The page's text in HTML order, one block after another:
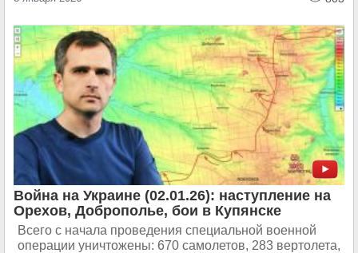
Война на Украине (02.01.26): наступление на
Орехов, Доброполье, бои в Купянске
Всего с начала проведения специальной военной
операции уничтожены: 670 самолетов, 283 вертолета,